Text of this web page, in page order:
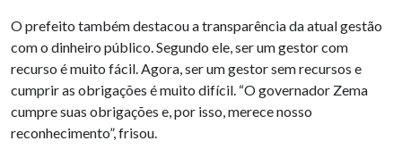
O prefeito também destacou a transparência da atual gestão
com o dinheiro público. Segundo ele, ser um gestor com
recurso é muito fácil. Agora, ser um gestor sem recursos e
cumprir as obrigações é muito difícil. “O governador Zema
cumpre suas obrigações e, por isso, merece nosso
reconhecimento”, frisou.